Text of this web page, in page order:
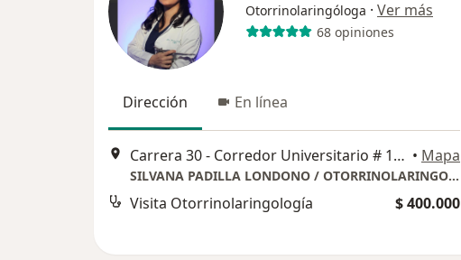
Otorrinolaringóloga · Ver más
68 opiniones
Dirección En línea
Carrera 30 - Corredor Universitario # 1-850, Puerto Colombia • Mapa
SILVANA PADILLA LONDONO / OTORRINOLARINGOLOGIA
Visita Otorrinolaringología $ 400.000